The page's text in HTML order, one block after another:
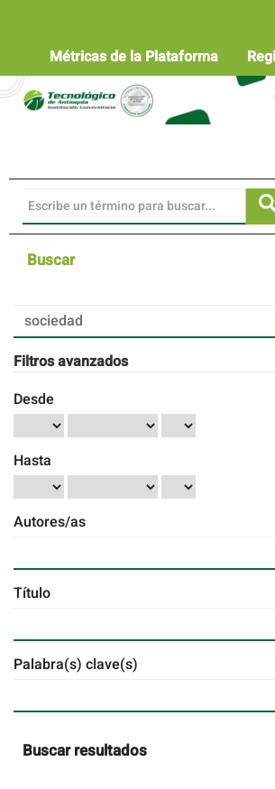
Contenido
principal
Barra
lateral
Métricas de la Plataforma
Buscar
Buscar
artículos
por
Filtros avanzados
Desde
Hasta
Autores/as
Título
Palabra(s) clave(s)
Buscar resultados